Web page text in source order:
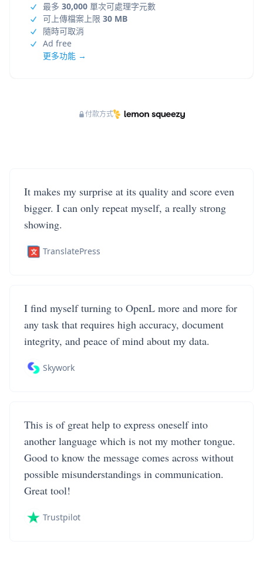
最多 30,000 單次可處理字元數
可上傳檔案上限 30 MB
隨時可取消
Ad free
更多功能 →
付款方式
It makes my surprise at its quality and score even
bigger. I can only repeat myself, a really strong
showing.
TranslatePress
I find myself turning to OpenL more and more for
any task that requires high accuracy, document
integrity, and peace of mind about my data.
Skywork
This is of great help to express oneself into
another language which is not my mother tongue.
Good to know the message comes across without
possible misunderstandings in communication.
Great tool!
Trustpilot